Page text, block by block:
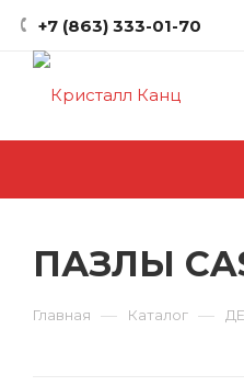
+7 (863) 333-01-70
ПАЗЛЫ
Главная — Каталог —